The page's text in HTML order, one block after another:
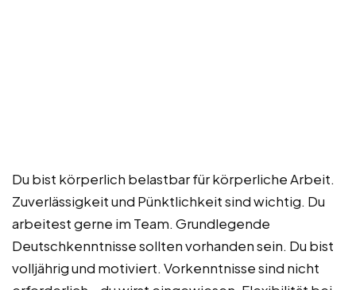
Du bist körperlich belastbar für körperliche Arbeit.
Zuverlässigkeit und Pünktlichkeit sind wichtig. Du
arbeitest gerne im Team. Grundlegende
Deutschkenntnisse sollten vorhanden sein. Du bist
volljährig und motiviert. Vorkenntnisse sind nicht